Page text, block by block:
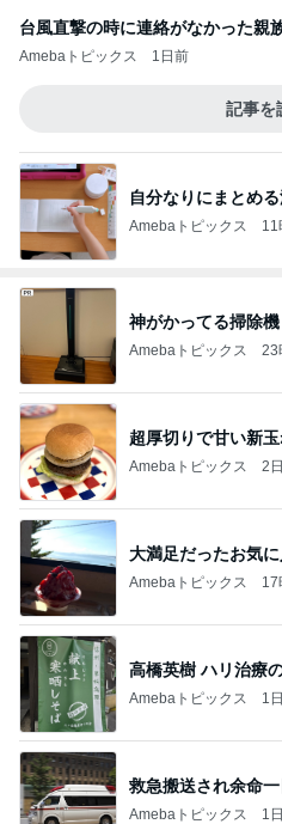
台風直撃の時に連絡がなかった親
Amebaトピックス 1日前
記事を
自分なりにまとめ
Amebaトピックス 11
神がかってる掃除機
Amebaトピックス 23
超厚切りで甘い新
Amebaトピックス 2
大満足だったお気
Amebaトピックス 17
高橋英樹 ハリ治療
Amebaトピックス 1
救急搬送され余命
Amebaトピックス 1